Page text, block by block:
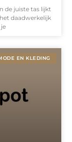
de juiste tas lijkt
daadwerkelijk
EN KLEDING